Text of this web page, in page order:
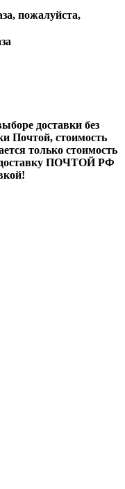
пожалуйста,
доставки без
Почтой, стоимость
только стоимость
доставку ПОЧТОЙ РФ